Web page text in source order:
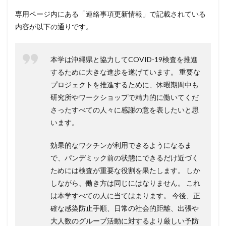
専用ページ内にある「連絡事項更新情報」で記載されている
内容が以下の通りです。
本学は沖縄県と協力してCOVID-19検査を推進
するために大きな進歩を遂げています。 重要な
プロジェクトを推進するために、休暇期間中も
研究所やワークショップで精力的に働いてくだ
さったすべての人々に感謝の意を表したいと思
います。
効果的なワクチンが利用できるようになるま
で、パンデミック前の状態にできるだけ近づく
ためには検査が重要な役割を果たします。 しか
しながら、働き方は同じにはなりません。 これ
は本学すべての人に当てはまります。 今後、正
確な感染防止手順、日常の社会的距離、出張や
大人数のグループ活動に対するより厳しい予防